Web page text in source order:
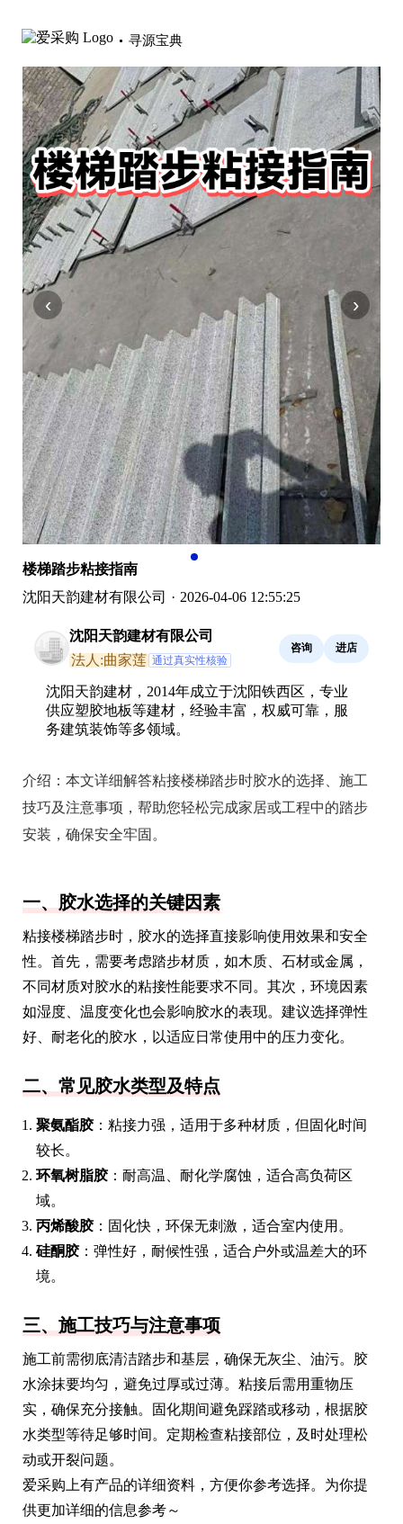
寻源宝典
‹ ›
楼梯踏步粘接指南
沈阳天韵建材有限公司 · 2026-04-06 12:55:25
沈阳天韵建材有限公司
法人:曲家莲 通过真实性核验
咨询 进店
沈阳天韵建材，2014年成立于沈阳铁西区，专业
供应塑胶地板等建材，经验丰富，权威可靠，服
务建筑装饰等多领域。
介绍： 本文详细解答粘接楼梯踏步时胶水的选择、施工
技巧及注意事项，帮助您轻松完成家居或工程中的踏步
安装，确保安全牢固。
一、胶水选择的关键因素
粘接楼梯踏步时，胶水的选择直接影响使用效果和安全
性。首先，需要考虑踏步材质，如木质、石材或金属，
不同材质对胶水的粘接性能要求不同。其次，环境因素
如湿度、温度变化也会影响胶水的表现。建议选择弹性
好、耐老化的胶水，以适应日常使用中的压力变化。
二、常见胶水类型及特点
聚氨酯胶：粘接力强，适用于多种材质，但固化时间
较长。
环氧树脂胶：耐高温、耐化学腐蚀，适合高负荷区
域。
丙烯酸胶：固化快，环保无刺激，适合室内使用。
硅酮胶：弹性好，耐候性强，适合户外或温差大的环
境。
三、施工技巧与注意事项
施工前需彻底清洁踏步和基层，确保无灰尘、油污。胶
水涂抹要均匀，避免过厚或过薄。粘接后需用重物压
实，确保充分接触。固化期间避免踩踏或移动，根据胶
水类型等待足够时间。定期检查粘接部位，及时处理松
动或开裂问题。
爱采购上有产品的详细资料，方便你参考选择。为你提
供更加详细的信息参考～